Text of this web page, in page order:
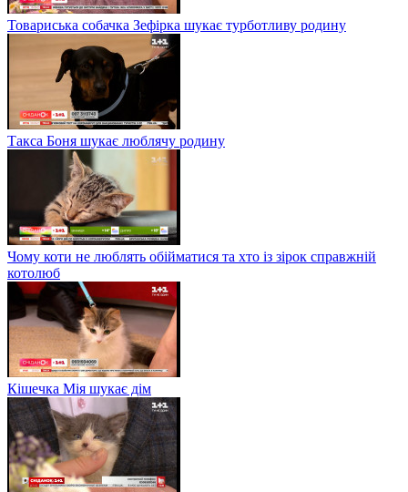
Товариська собачка Зефірка шукає турботливу родину
Такса Боня шукає люблячу родину
Чому коти не люблять обійматися та хто із зірок справжній
котолюб
Кішечка Мія шукає дім